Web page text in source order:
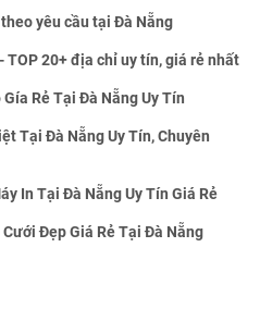
yêu cầu tại Đà Nẵng
TOP 20+ địa chỉ uy tín, giá rẻ nhất
Rẻ Tại Đà Nẵng Uy Tín
Tại Đà Nẵng Uy Tín, Chuyên
In Tại Đà Nẵng Uy Tín Giá Rẻ
Đẹp Giá Rẻ Tại Đà Nẵng